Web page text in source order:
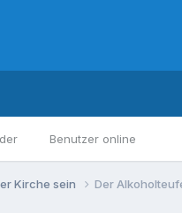
Benutzer online
Kirche sein Der